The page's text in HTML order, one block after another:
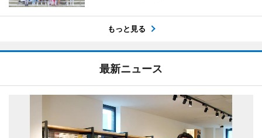
もっと見る
最新ニュース